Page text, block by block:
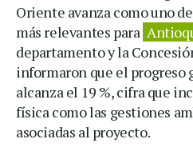
Oriente avanza como uno
más relevantes para
departamento y la
informaron que el progreso
alcanza el 19 %, cifra que
física como las gestiones
asociadas al proyecto.